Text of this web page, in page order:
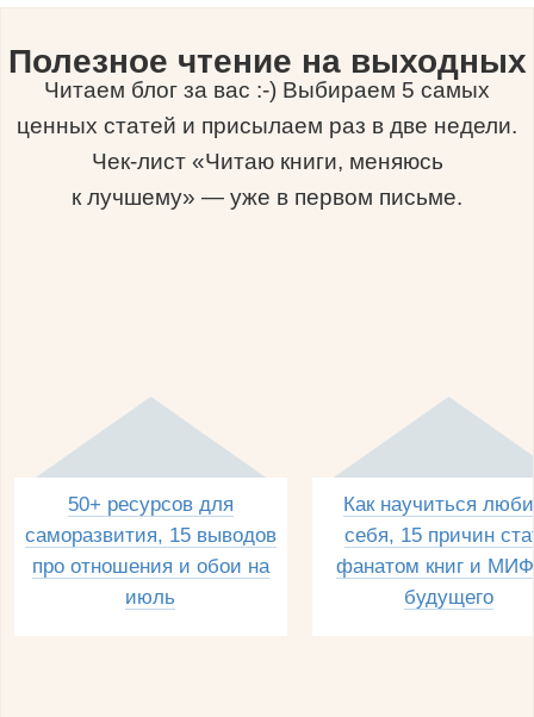
Полезное чтение на выходных
Читаем блог за вас :-) Выбираем 5 самых
ценных статей и присылаем раз в две недели.
Чек-лист «Читаю книги, меняюсь
к лучшему» — уже в первом письме.
50+ ресурсов для
саморазвития, 15 выводов
про отношения и обои на
июль
Как научиться
себя, 15 причин
фанатом книг и
будущего